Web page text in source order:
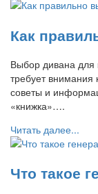
Как
Выбор дивана для
требует внимания
советы и
«книжка»….
Читать далее...
Что такое